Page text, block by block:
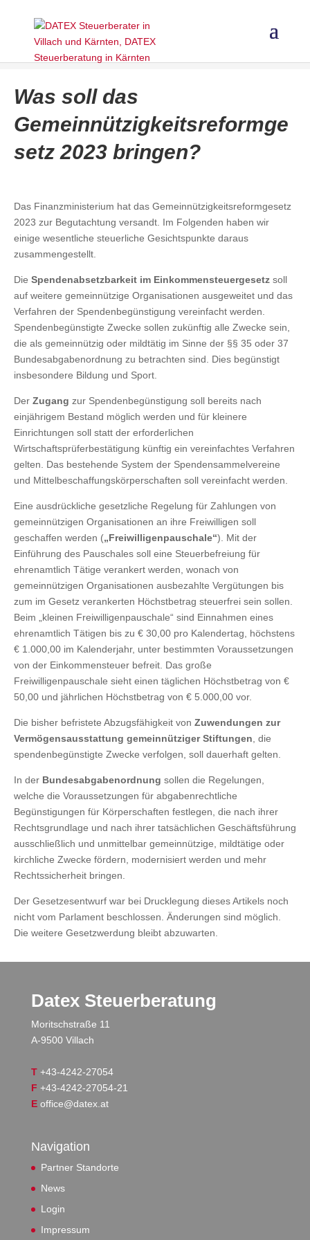
Was soll das
Gemeinnützigkeitsreformge
setz 2023 bringen?
Das Finanzministerium hat das Gemeinnützigkeitsreformgesetz
2023 zur Begutachtung versandt. Im Folgenden haben wir
einige wesentliche steuerliche Gesichtspunkte daraus
zusammengestellt.
Die Spendenabsetzbarkeit im Einkommensteuergesetz soll
auf weitere gemeinnützige Organisationen ausgeweitet und das
Verfahren der Spendenbegünstigung vereinfacht werden.
Spendenbegünstigte Zwecke sollen zukünftig alle Zwecke sein,
die als gemeinnützig oder mildtätig im Sinne der §§ 35 oder 37
Bundesabgabenordnung zu betrachten sind. Dies begünstigt
insbesondere Bildung und Sport.
Der Zugang zur Spendenbegünstigung soll bereits nach
einjährigem Bestand möglich werden und für kleinere
Einrichtungen soll statt der erforderlichen
Wirtschaftsprüferbestätigung künftig ein vereinfachtes Verfahren
gelten. Das bestehende System der Spendensammelvereine
und Mittelbeschaffungskörperschaften soll vereinfacht werden.
Eine ausdrückliche gesetzliche Regelung für Zahlungen von
gemeinnützigen Organisationen an ihre Freiwilligen soll
geschaffen werden („Freiwilligenpauschale“). Mit der
Einführung des Pauschales soll eine Steuerbefreiung für
ehrenamtlich Tätige verankert werden, wonach von
gemeinnützigen Organisationen ausbezahlte Vergütungen bis
zum im Gesetz verankerten Höchstbetrag steuerfrei sein sollen.
Beim „kleinen Freiwilligenpauschale“ sind Einnahmen eines
ehrenamtlich Tätigen bis zu € 30,00 pro Kalendertag, höchstens
€ 1.000,00 im Kalenderjahr, unter bestimmten Voraussetzungen
von der Einkommensteuer befreit. Das große
Freiwilligenpauschale sieht einen täglichen Höchstbetrag von €
50,00 und jährlichen Höchstbetrag von € 5.000,00 vor.
Die bisher befristete Abzugsfähigkeit von Zuwendungen zur
Vermögensausstattung gemeinnütziger Stiftungen , die
spendenbegünstigte Zwecke verfolgen, soll dauerhaft gelten.
In der Bundesabgabenordnung sollen die Regelungen,
welche die Voraussetzungen für abgabenrechtliche
Begünstigungen für Körperschaften festlegen, die nach ihrer
Rechtsgrundlage und nach ihrer tatsächlichen Geschäftsführung
ausschließlich und unmittelbar gemeinnützige, mildtätige oder
kirchliche Zwecke fördern, modernisiert werden und mehr
Rechtssicherheit bringen.
Der Gesetzesentwurf war bei Drucklegung dieses Artikels noch
nicht vom Parlament beschlossen. Änderungen sind möglich.
Die weitere Gesetzwerdung bleibt abzuwarten.
Datex Steuerberatung
Moritschstraße 11
A-9500 Villach
T+43-4242-27054
F +43-4242-27054-21
E office@datex.at
Navigation
Partner Standorte
News
Login
Impressum